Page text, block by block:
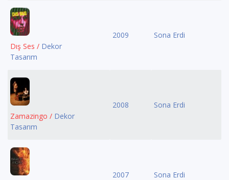
Dış Ses / Dekor
Tasarım
2009 Sona Erdi
Zamazingo / Dekor
Tasarım
2008 Sona Erdi
2007 Sona Erdi